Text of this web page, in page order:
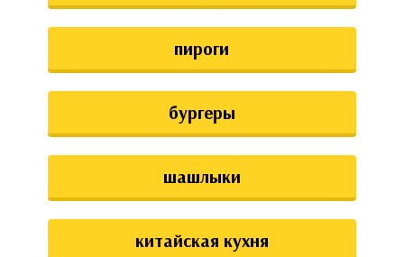
пироги
бургеры
шашлыки
китайская кухня